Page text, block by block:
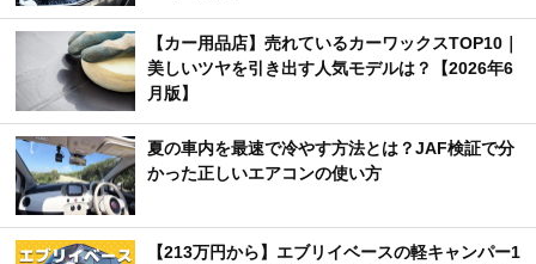
【カー用品店】売れているカーワックスTOP10｜
美しいツヤを引き出す人気モデルは？【2026年6
月版】
夏の車内を最速で冷やす方法とは？JAF検証で分
かった正しいエアコンの使い方
【213万円から】エブリイベースの軽キャンパー1